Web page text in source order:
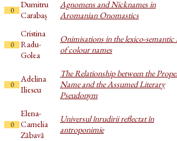
0
Dumitru
Carabaș
Agnomens and Nicknames in
Aromanian Onomastics
0
Cristina
Radu-
Golea
Onimisations in the lexico-semantic
of colour names
0
Adelina
Iliescu
The Relationship between the
Name and the Assumed Literary
Pseudonym
0
Elena-
Camelia
Zăbavă
Universul înrudirii reflectat în
antroponimie